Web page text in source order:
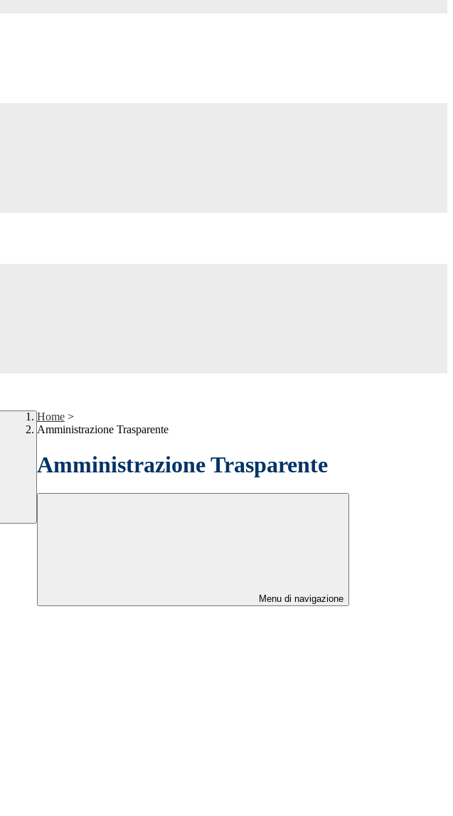
Home >
Amministrazione Trasparente
Amministrazione Trasparente
Menu di navigazione